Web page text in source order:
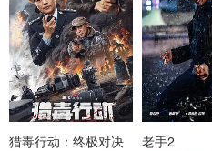
猎毒行动：终极对决 老手2